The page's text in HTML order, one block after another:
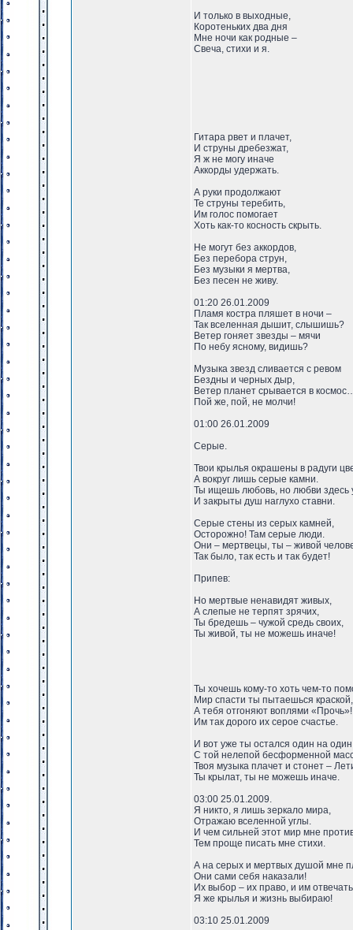
И только в выходные,
Коротеньких два дня
Мне ночи как родные –
Свеча, стихи и я.
Гитара рвет и плачет,
И струны дребезжат,
Я ж не могу иначе
Аккорды удержать.
А руки продолжают
Те струны теребить,
Им голос помогает
Хоть как-то косность скрыть.
Не могут без аккордов,
Без перебора струн,
Без музыки я мертва,
Без песен не живу.
01:20 26.01.2009
Пламя костра пляшет в ночи –
Так вселенная дышит, слышишь?
Ветер гоняет звезды – мячи
По небу ясному, видишь?
Музыка звезд сливается с ревом
Бездны и черных дыр,
Ветер планет срывается в
Пой же, пой, не молчи!
01:00 26.01.2009
Серые.
Твои крылья окрашены в радуги
А вокруг лишь серые камни.
Ты ищешь любовь, но любви здесь
И закрыты душ наглухо ставни.
Серые стены из серых камней,
Осторожно! Там серые люди.
Они – мертвецы, ты – живой
Так было, так есть и так будет!
Припев:
Но мертвые ненавидят живых,
А слепые не терпят зрячих,
Ты бредешь – чужой средь своих,
Ты живой, ты не можешь иначе!
Ты хочешь кому-то хоть чем-то
Мир спасти ты пытаешься краской,
А тебя отгоняют воплями «Прочь»!
Им так дорого их серое счастье.
И вот уже ты остался один на один
С той нелепой бесформенной
Твоя музыка плачет и стонет –
Ты крылат, ты не можешь иначе.
03:00 25.01.2009.
Я никто, я лишь зеркало мира,
Отражаю вселенной углы.
И чем сильней этот мир мне
Тем проще писать мне стихи.
А на серых и мертвых душой мне
Они сами себя наказали!
Их выбор – их право, и им
Я же крылья и жизнь выбираю!
03:10 25.01.2009